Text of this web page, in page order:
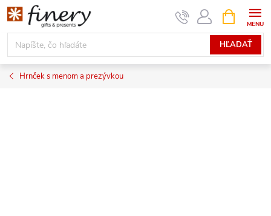
Prejsť
na
obsah
HĽADAŤ
KOŠÍK
Hrnček s menom a prezývkou